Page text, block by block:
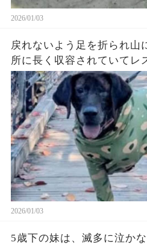
2026/01/03
戻れないよう足を折られ山
所に長く収容されていてレ
元猟犬スシ太郎(現在ぶち
んが里親さんの惜しみ無い
す！車中泊で里親さんと旅
た。この子達は飼い主を選
2026/01/03
5歳下の妹は、滅多に泣か